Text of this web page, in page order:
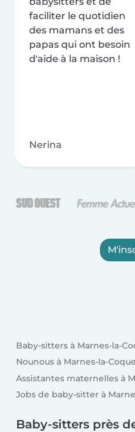
faciliter le quotidien
des mamans et des
papas qui ont besoin
d'aide à la maison !
Nerina
Baby-sitters à Marnes-la-
Nounous à Marnes-la-
Assistantes maternelles à
Jobs de baby-sitter à
Baby-sitters près